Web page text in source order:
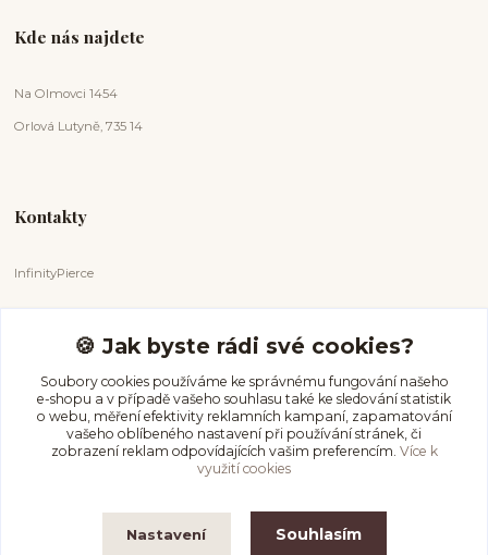
Kde nás najdete
Na Olmovci 1454
Orlová Lutyně, 735 14
Kontakty
InfinityPierce
+420 731 681 038
(Po-Ne, 9-18 hod.)
info@infinitypierce.cz
🍪 Jak byste rádi své cookies?
Soubory cookies používáme ke správnému fungování našeho
e-shopu a v případě vašeho souhlasu také ke sledování statistik
o webu, měření efektivity reklamních kampaní, zapamatování
vašeho oblíbeného nastavení při používání stránek, či
zobrazení reklam odpovídajících vašim preferencím. Více k
využití cookies
Nastavení Souhlasím